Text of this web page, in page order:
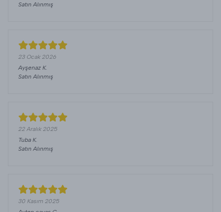
Satın Alınmış
23 Ocak 2026
Ayşenaz K.
Satın Alınmış
22 Aralık 2025
Tuba K.
Satın Alınmış
30 Kasım 2025